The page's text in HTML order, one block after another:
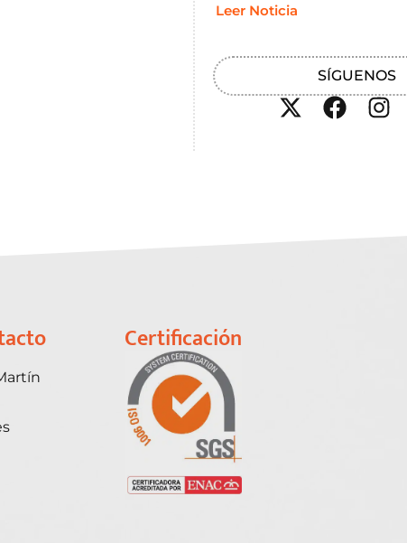
Leer Noticia
SÍGUENOS
Certificación